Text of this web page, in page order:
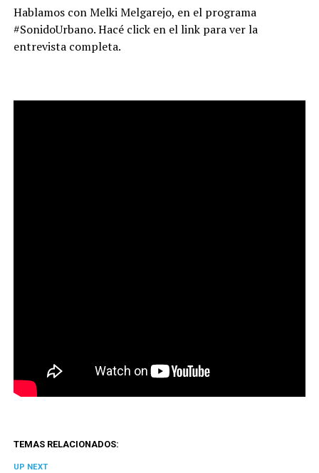
Hablamos con Melki Melgarejo, en el programa
#SonidoUrbano. Hacé click en el link para ver la
entrevista completa.
TEMAS RELACIONADOS:
UP NEXT